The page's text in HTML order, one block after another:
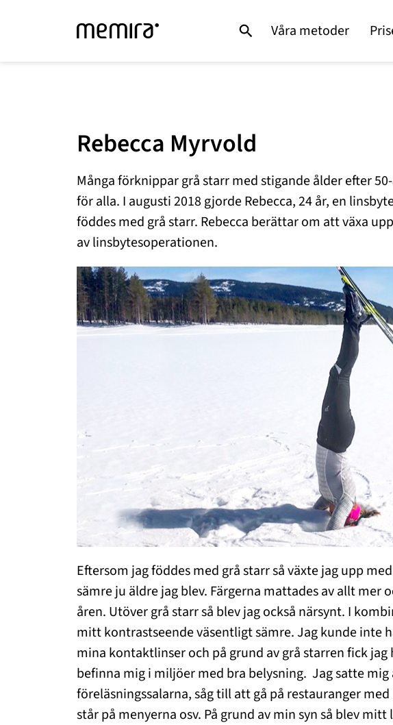
Våra metoder
Rebecca Myrvold
Många förknippar grå starr med stigande ålder efter
för alla. I augusti 2018 gjorde Rebecca, 24 år, en
föddes med grå starr. Rebecca berättar om att växa
av linsbytesoperationen.
Eftersom jag föddes med grå starr så växte jag upp
sämre ju äldre jag blev. Färgerna mattades av allt mer
åren. Utöver grå starr så blev jag också närsynt. I
mitt kontrastseende väsentligt sämre. Jag kunde inte
mina kontaktlinser och på grund av grå starren fick
befinna mig i miljöer med bra belysning. Jag satte
föreläsningssalarna, såg till att gå på restauranger med
står på menyerna osv. På grund av min syn så blev